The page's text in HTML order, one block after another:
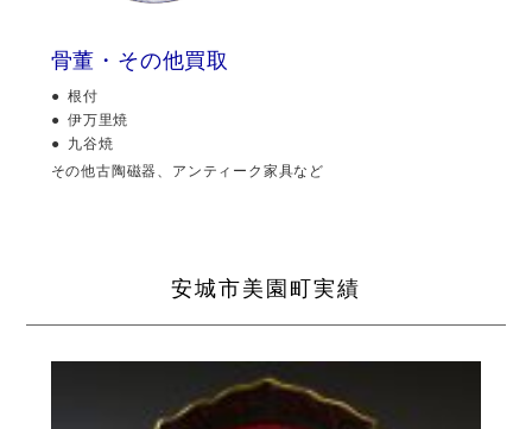
骨董・その他買取
根付
伊万里焼
九谷焼
その他古陶磁器、アンティーク家具など
安城市美園町実績